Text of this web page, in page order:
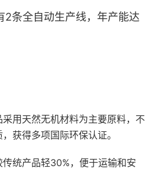
2条全自动生产线，年产能达
采用天然无机材料为主要原料，不
获得多项国际环保认证。
传统产品轻30%，便于运输和安